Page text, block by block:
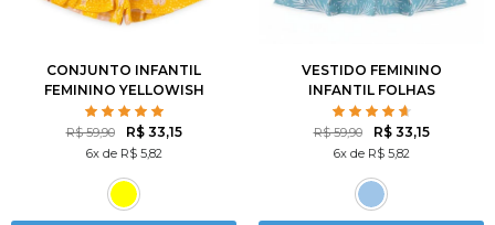
10 12
CONJUNTO INFANTIL
FEMININO YELLOWISH
R$ 59,90 R$ 33,15
6x de R$ 5,82
VESTIDO FEMININO
INFANTIL FOLHAS
BRANCAS
R$ 59,90 R$ 33,15
6x de R$ 5,82